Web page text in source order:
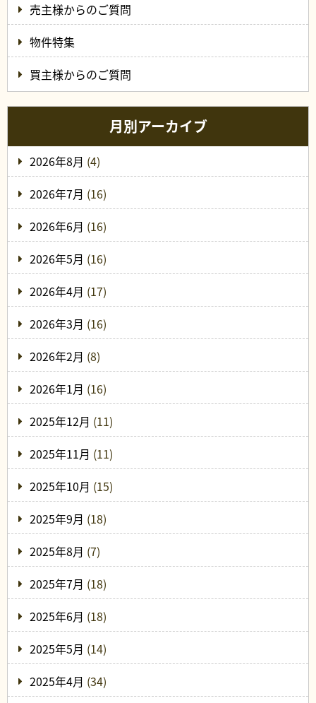
売主様からのご質問
物件特集
買主様からのご質問
月別アーカイブ
2026年8月 (4)
2026年7月 (16)
2026年6月 (16)
2026年5月 (16)
2026年4月 (17)
2026年3月 (16)
2026年2月 (8)
2026年1月 (16)
2025年12月 (11)
2025年11月 (11)
2025年10月 (15)
2025年9月 (18)
2025年8月 (7)
2025年7月 (18)
2025年6月 (18)
2025年5月 (14)
2025年4月 (34)